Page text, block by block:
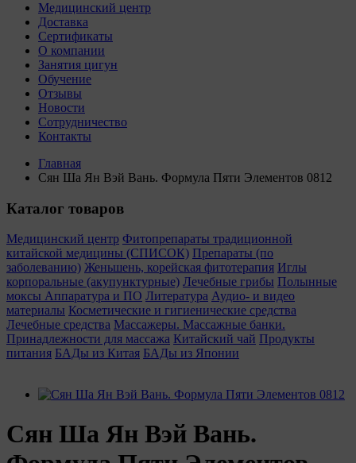
Медицинский центр
Доставка
Сертификаты
О компании
Занятия цигун
Обучение
Отзывы
Новости
Сотрудничество
Контакты
Главная
Сян Ша Ян Вэй Вань. Формула Пяти Элементов 0812
Каталог товаров
Медицинский центр Фитопрепараты традиционной
китайской медицины (СПИСОК) Препараты (по
заболеванию) Женьшень, корейская фитотерапия Иглы
корпоральные (акупунктурные) Лечебные грибы Полынные
моксы Аппаратура и ПО Литература Аудио- и видео
материалы Косметические и гигиенические средства
Лечебные средства Массажеры. Массажные банки.
Принадлежности для массажа Китайский чай Продукты
питания БАДы из Китая БАДы из Японии
Сян Ша Ян Вэй Вань.